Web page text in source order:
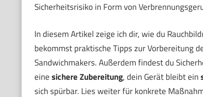
Sicherheitsrisiko in Form von
In diesem Artikel zeige ich dir, wie du
bekommst praktische Tipps zur Vorbereitung
Sandwichmakers. Außerdem findest du
einesichere Zubereitung, dein Gerät bleibt ein
sich spürbar. Lies weiter für konkrete